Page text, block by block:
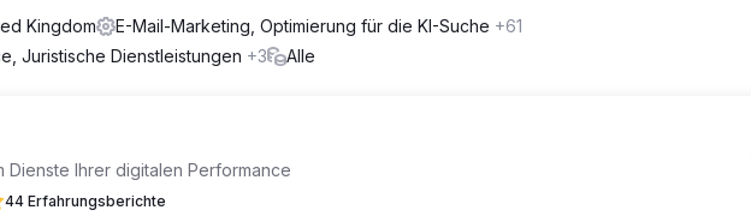
Kingdom
E-Mail-Marketing, Optimierung für die KI-Suche +61
Juristische Dienstleistungen +3 Alle
Dienste Ihrer digitalen Performance
44 Erfahrungsberichte